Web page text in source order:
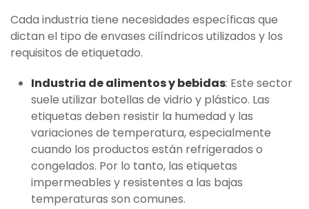
Cada industria tiene necesidades específicas que
dictan el tipo de envases cilíndricos utilizados y los
requisitos de etiquetado.
Industria de alimentos y bebidas: Este sector
suele utilizar botellas de vidrio y plástico. Las
etiquetas deben resistir la humedad y las
variaciones de temperatura, especialmente
cuando los productos están refrigerados o
congelados. Por lo tanto, las etiquetas
impermeables y resistentes a las bajas
temperaturas son comunes.